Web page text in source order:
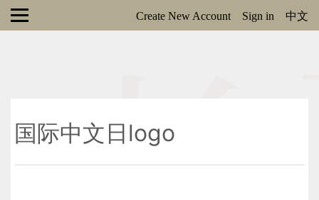
Create New Account Sign in 中文
国际中文日logo